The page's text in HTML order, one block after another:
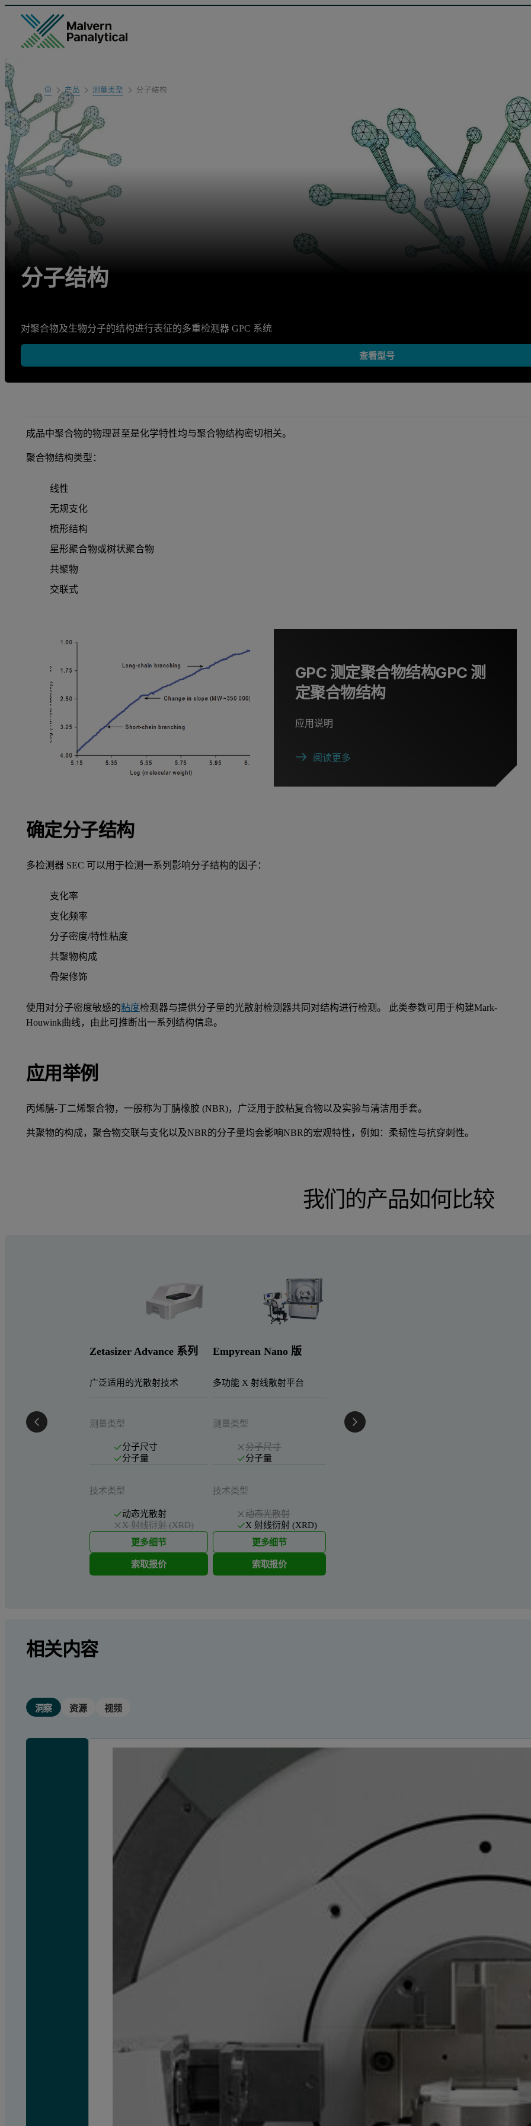
Home产品 测量类型 分子结构
分子结构
对聚合物及生物分子的结构进行表征的多重检测器 GPC 系统
查看型号
成品中聚合物的物理甚至是化学特性均与聚合物结构密切相关。
聚合物结构类型：
线性
无规支化
梳形结构
星形聚合物或树状聚合物
共聚物
交联式
GPC 测定聚合物结构GPC 测
定聚合物结构
应用说明
阅读更多
确定分子结构
多检测器 SEC 可以用于检测一系列影响分子结构的因子：
支化率
支化频率
分子密度/特性粘度
共聚物构成
骨架修饰
使用对分子密度敏感的粘度检测器与提供分子量的光散射检测器共同对结构进行检测。 此类参数可用于构建Mark-
Houwink曲线，由此可推断出一系列结构信息。
应用举例
丙烯腈-丁二烯聚合物，一般称为丁腈橡胶 (NBR)，广泛用于胶粘复合物以及实验与清洁用手套。
共聚物的构成，聚合物交联与支化以及NBR的分子量均会影响NBR的宏观特性，例如：柔韧性与抗穿刺性。
我们的产品如何比较
Zetasizer Advance 系列
广泛适用的光散射技术
测量类型
分子尺寸
分子量
技术类型
动态光散射
X 射线衍射 (XRD)
更多细节
索取报价
Empyrean Nano 版
多功能 X 射线散射平台
测量类型
分子尺寸
分子量
技术类型
动态光散射
X 射线衍射 (XRD)
更多细节
索取报价
相关内容
洞察 资源 视频